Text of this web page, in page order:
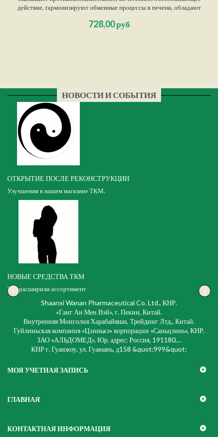
действие, гармонизируют обменные процессы в печени, обладают
печени, дискинезиях желчевыводящих путей, гепатитах
728,00 руб
НОВОСТИ И СОБЫТИЯ
ОТКРЫТИЕ ПОСЛЕ РЕКОНСТРУКЦИИ
Улучшения в нашем магазине ТКМ.
НОВЫЕ СРЕДСТВА ТКМ
Мы расширили ассортимент
‹ ›
Shaanxi Wanan Pharmaceutical Co. Ltd., КНР.
«Ганг Ан Мен Вэй», г. Пекин, Китай.
Внутренняя Монголия Харабайяши, Трейдинг Лтд., Китай.
Гуйлиньская компания «Цзинькэ» корпорации «Саньцзинь», КНР.
ЗАО «АЛЬДОМЕД», Юр. адрес: Россия, 191180,...
КНР г. Гуанжоу, ул. Гуаюань, д158 &quot;999&quot;
МОЯ УЧЕТНАЯ ЗАПИСЬ
ГЛАВНАЯ
КОНТАКТНАЯ ИНФОРМАЦИЯ